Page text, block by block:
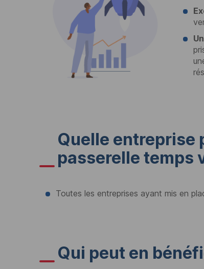
Quelle entreprise
passerelle temps
Toutes les entreprises ayant mis en
Qui peut en